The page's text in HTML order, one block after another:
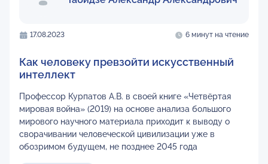
17.08.2023 6 минут на чтение
Как человеку превзойти искусственный
интеллект
Профессор Курпатов А.В. в своей книге «Четвёртая
мировая война» (2019) на основе анализа большого
мирового научного материала приходит к выводу о
сворачивании человеческой цивилизации уже в
обозримом будущем, не позднее 2045 года